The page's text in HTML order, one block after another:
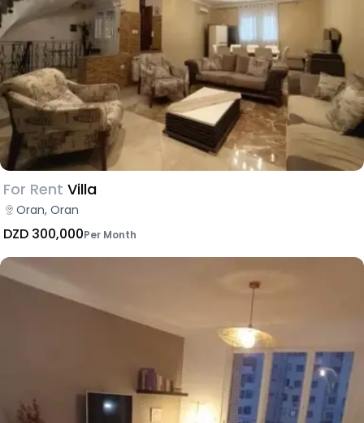
For Rent Villa
Oran, Oran
DZD 300,000Per Month